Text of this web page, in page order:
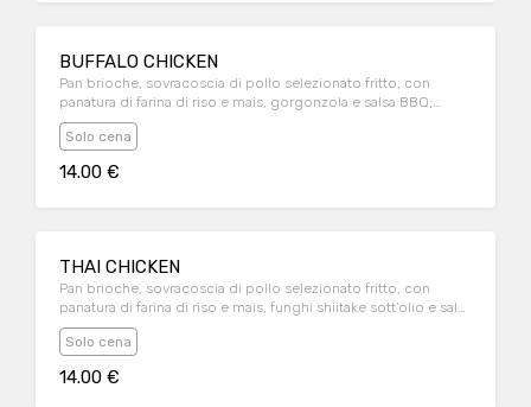
BUFFALO CHICKEN
Pan brioche, sovracoscia di pollo selezionato fritto, con
panatura di farina di riso e mais, gorgonzola e salsa BBQ;
servito con contorno di patatine fritte
Solo cena
14.00 €
THAI CHICKEN
Pan brioche, sovracoscia di pollo selezionato fritto, con
panatura di farina di riso e mais, funghi shiitake sott’olio e salsa
thai speziata; servito con contorno di patatine fritte
Solo cena
14.00 €